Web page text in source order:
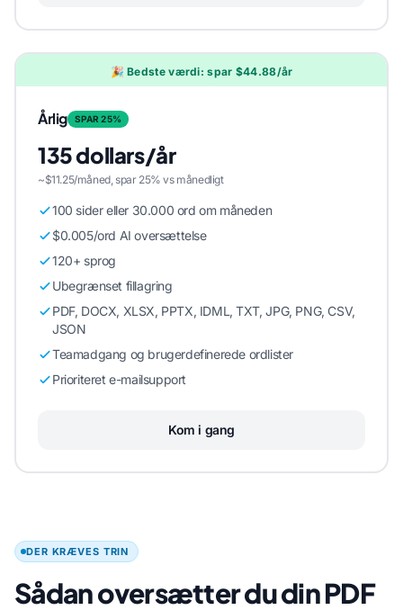
🎉 Bedste værdi: spar $44.88/år
Årlig SPAR 25%
135 dollars/år
~$11.25/måned, spar 25% vs månedligt
100 sider eller 30.000 ord om måneden
$0.005/ord AI oversættelse
120+ sprog
Ubegrænset fillagring
PDF, DOCX, XLSX, PPTX, IDML, TXT, JPG, PNG, CSV,
JSON
Teamadgang og brugerdefinerede ordlister
Prioriteret e-mailsupport
Kom i gang
DER KRÆVES TRIN
Sådan oversætter du din PDF